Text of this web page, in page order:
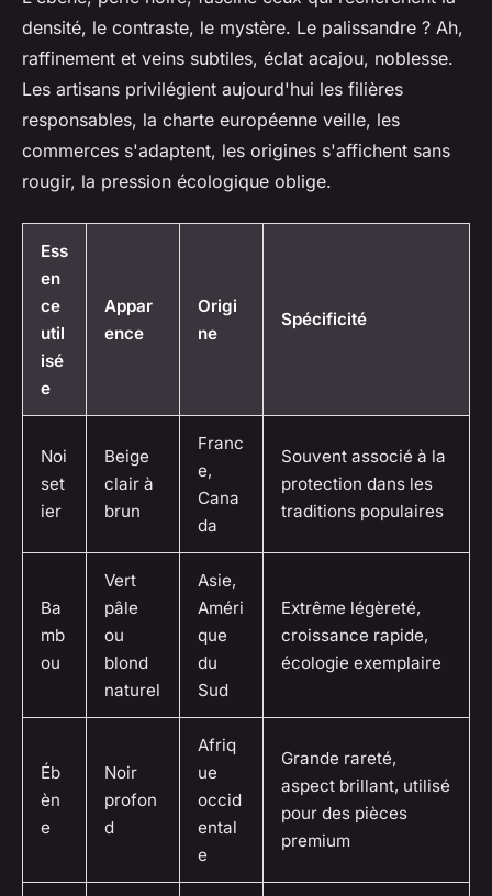
densité, le contraste, le mystère. Le palissandre ? Ah,
raffinement et veins subtiles, éclat acajou, noblesse.
Les artisans privilégient aujourd'hui les filières
responsables, la charte européenne veille, les
commerces s'adaptent, les origines s'affichent sans
rougir, la pression écologique oblige.
Ess
en
ce
util
isé
e
Appar
ence
Origi
ne
Spécificité
Noi
set
ier
Beige
clair à
brun
Franc
e,
Cana
da
Souvent associé à la
protection dans les
traditions populaires
Ba
mb
ou
Vert
pâle
ou
blond
naturel
Asie,
Améri
que
du
Sud
Extrême légèreté,
croissance rapide,
écologie exemplaire
Éb
èn
e
Noir
profon
d
Afriq
ue
occid
ental
e
Grande rareté,
aspect brillant, utilisé
pour des pièces
premium